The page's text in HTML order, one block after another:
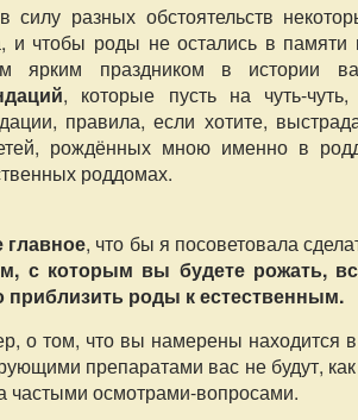
силу разных обстоятельств
и чтобы роды не остались в памяти
ярким праздником в истории
, которые пусть на чуть-
правила, если хотите,
рождённых мною именно в
роддомах.
главное, что бы я посоветовала
с которым вы будете рожать,
приблизить роды к естественным.
о том, что вы намерены находится
препаратами вас не будут,
частыми осмотрами-вопросами.